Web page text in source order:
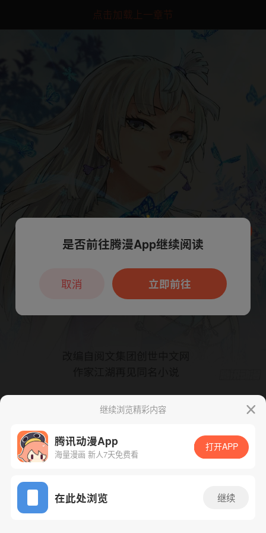
点击加载上一章节
App免费看
腾漫App免费看
继续浏览精彩内容
腾讯动漫App
海量漫画 新人7天免费看
打开APP
在此处浏览 继续
本章节仅支持App阅读，可打开App新用
户7天免费看
是否前往腾漫App继续阅读
立即前往
取消